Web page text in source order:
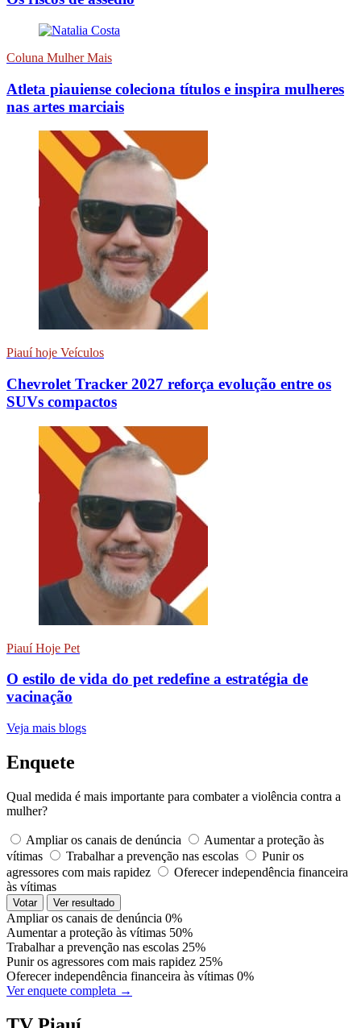
Coluna Mulher Mais
Atleta piauiense coleciona títulos e inspira mulheres
nas artes marciais
Piauí hoje Veículos
Chevrolet Tracker 2027 reforça evolução entre os
SUVs compactos
Piauí Hoje Pet
O estilo de vida do pet redefine a estratégia de
vacinação
Veja mais blogs
Enquete
Qual medida é mais importante para combater a violência contra a
mulher?
Ampliar os canais de denúncia
Aumentar a proteção às
vítimas
Trabalhar a prevenção nas escolas
Punir os
agressores com mais rapidez
Oferecer independência financeira
às vítimas
Votar Ver resultado
Ampliar os canais de denúncia 0%
Aumentar a proteção às vítimas 50%
Trabalhar a prevenção nas escolas 25%
Punir os agressores com mais rapidez 25%
Oferecer independência financeira às vítimas 0%
Ver enquete completa →